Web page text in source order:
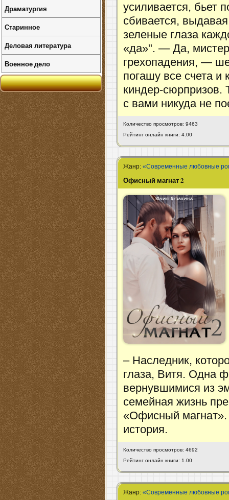
усиливается, бьет
сбивается,
зеленые глаза
«да»". — Да, мистер
грехопадения, —
погашу все счета и
киндер-сюрпризов.
с вами никуда не
Количество просмотров: 9463
Рейтинг онлайн книги: 4.00
Жанр:«Современные любовные
Офисный магнат 2
– Наследник,
глаза, Витя. Одна
вернувшимися из
семейная жизнь
«Офисный магнат».
история.
Количество просмотров: 4692
Рейтинг онлайн книги: 1.00
Жанр:«Современные любовные
Драматургия
Старинное
Деловая литература
Военное дело